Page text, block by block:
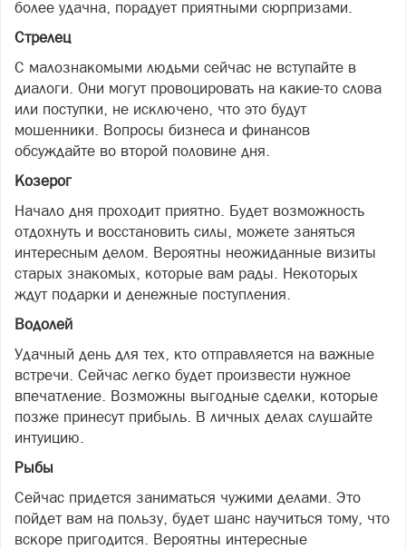
более удачна, порадует приятными сюрпризами.
Стрелец
С малознакомыми людьми сейчас не вступайте в
диалоги. Они могут провоцировать на какие-то слова
или поступки, не исключено, что это будут
мошенники. Вопросы бизнеса и финансов
обсуждайте во второй половине дня.
Козерог
Начало дня проходит приятно. Будет возможность
отдохнуть и восстановить силы, можете заняться
интересным делом. Вероятны неожиданные визиты
старых знакомых, которые вам рады. Некоторых
ждут подарки и денежные поступления.
Водолей
Удачный день для тех, кто отправляется на важные
встречи. Сейчас легко будет произвести нужное
впечатление. Возможны выгодные сделки, которые
позже принесут прибыль. В личных делах слушайте
интуицию.
Рыбы
Сейчас придется заниматься чужими делами. Это
пойдет вам на пользу, будет шанс научиться тому, что
вскоре пригодится. Вероятны интересные